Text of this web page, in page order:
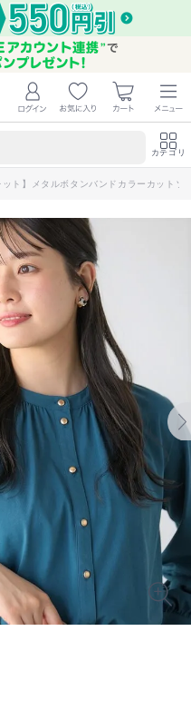
カテゴリ
ット】メタルボタンバンドカラーカットソ